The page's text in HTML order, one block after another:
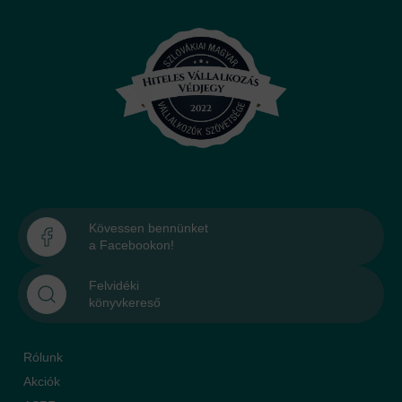
Kövessen bennünket
a Facebookon!
Felvidéki
könyvkereső
Rólunk
Akciók